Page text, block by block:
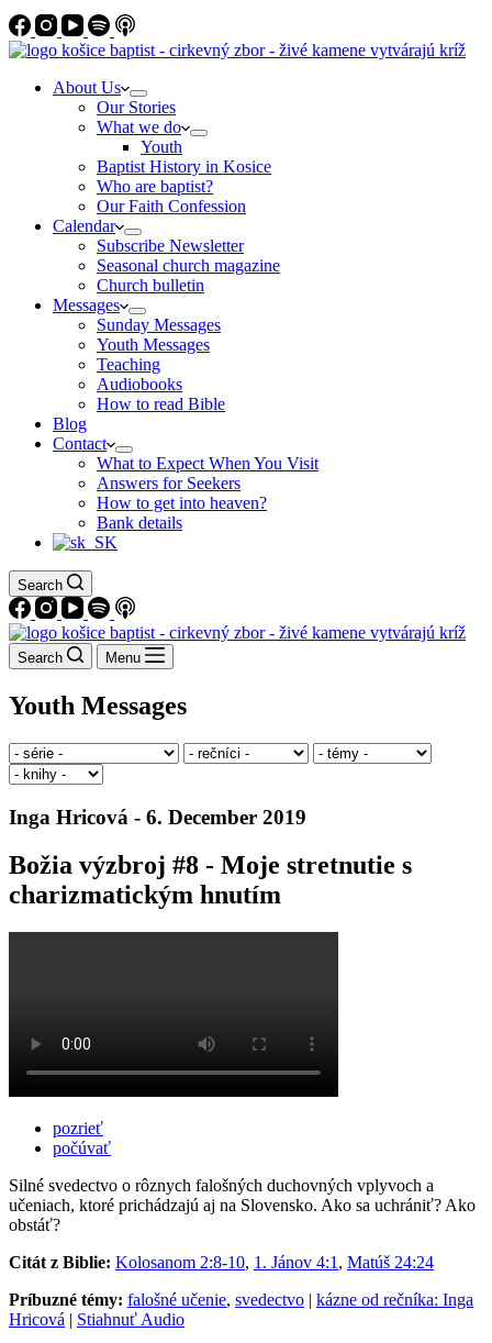
About Us
Our Stories
What we do
Youth
Baptist History in Kosice
Who are baptist?
Our Faith Confession
Calendar
Subscribe Newsletter
Seasonal church magazine
Church bulletin
Messages
Sunday Messages
Youth Messages
Teaching
Audiobooks
How to read Bible
Blog
Contact
What to Expect When You Visit
Answers for Seekers
How to get into heaven?
Bank details
Search
Search Menu
Youth Messages
Inga Hricová - 6. December 2019
Božia výzbroj #8 - Moje stretnutie s
charizmatickým hnutím
pozrieť
počúvať
Silné svedectvo o rôznych falošných duchovných vplyvoch a
učeniach, ktoré prichádzajú aj na Slovensko. Ako sa uchrániť? Ako
obstáť?
Citát z Biblie: Kolosanom 2:8-10, 1. Jánov 4:1 , Matúš 24:24
Príbuzné témy: falošné učenie, svedectvo | kázne od rečníka: Inga
Hricová | Stiahnuť Audio